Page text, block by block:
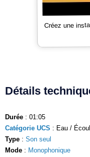
Créez une
Détails
Durée : 01:05
Catégorie UCS : Eau /
Type : Son seul
Mode : Monophonique